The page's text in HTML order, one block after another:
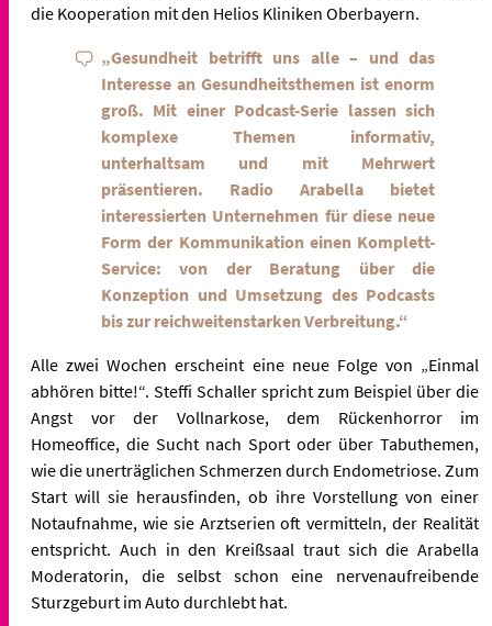
die Kooperation mit den Helios Kliniken Oberbayern.
„Gesundheit betrifft uns alle – und das
Interesse an Gesundheitsthemen ist enorm
groß. Mit einer Podcast-Serie lassen sich
komplexe Themen informativ,
unterhaltsam und mit Mehrwert
präsentieren. Radio Arabella bietet
interessierten Unternehmen für diese neue
Form der Kommunikation einen Komplett-
Service: von der Beratung über die
Konzeption und Umsetzung des Podcasts
bis zur reichweitenstarken Verbreitung.“
Alle zwei Wochen erscheint eine neue Folge von „Einmal
abhören bitte!“. Steffi Schaller spricht zum Beispiel über die
Angst vor der Vollnarkose, dem Rückenhorror im
Homeoffice, die Sucht nach Sport oder über Tabuthemen,
wie die unerträglichen Schmerzen durch Endometriose. Zum
Start will sie herausfinden, ob ihre Vorstellung von einer
Notaufnahme, wie sie Arztserien oft vermitteln, der Realität
entspricht. Auch in den Kreißsaal traut sich die Arabella
Moderatorin, die selbst schon eine nervenaufreibende
Sturzgeburt im Auto durchlebt hat.